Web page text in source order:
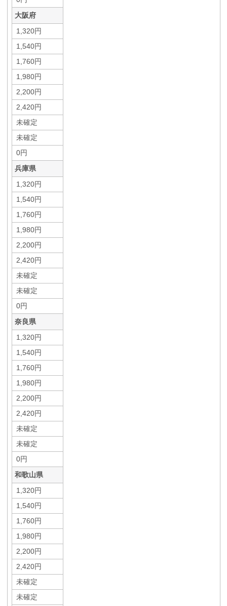
大阪府
1,320円
1,540円
1,760円
1,980円
2,200円
2,420円
未確定
未確定
0円
兵庫県
1,320円
1,540円
1,760円
1,980円
2,200円
2,420円
未確定
未確定
0円
奈良県
1,320円
1,540円
1,760円
1,980円
2,200円
2,420円
未確定
未確定
0円
和歌山県
1,320円
1,540円
1,760円
1,980円
2,200円
2,420円
未確定
未確定